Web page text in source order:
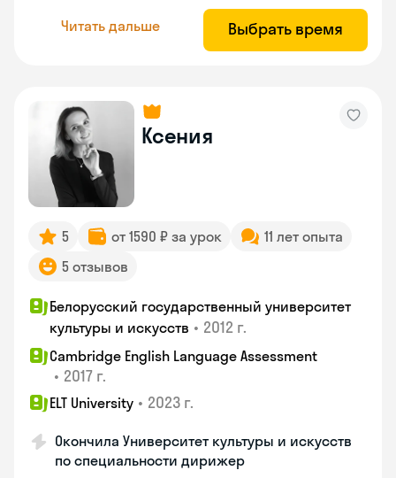
Читать дальше Выбрать время
Ксения
5 от 1590 ₽ за урок
11 лет опыта
5 отзывов
Белорусский государственный университет
культуры и искусств • 2012 г.
Cambridge English Language Assessment
• 2017 г.
ELT University • 2023 г.
Окончила Университет культуры и искусств
по специальности дирижер